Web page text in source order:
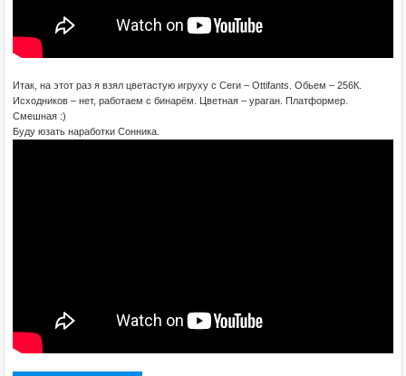
Итак, на этот раз я взял цветастую игруху с Сеги – Ottifants. Обьем – 256К.
Исходников – нет, работаем с бинарём. Цветная – ураган. Платформер.
Смешная :)
Буду юзать наработки Сонника.